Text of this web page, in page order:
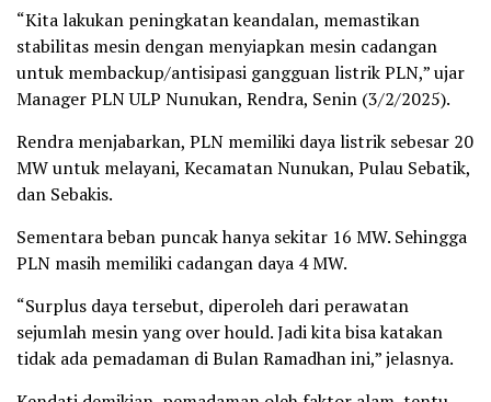
“Kita lakukan peningkatan keandalan, memastikan
stabilitas mesin dengan menyiapkan mesin cadangan
untuk membackup/antisipasi gangguan listrik PLN,” ujar
Manager PLN ULP Nunukan, Rendra, Senin (3/2/2025).
Rendra menjabarkan, PLN memiliki daya listrik sebesar 20
MW untuk melayani, Kecamatan Nunukan, Pulau Sebatik,
dan Sebakis.
Sementara beban puncak hanya sekitar 16 MW. Sehingga
PLN masih memiliki cadangan daya 4 MW.
“Surplus daya tersebut, diperoleh dari perawatan
sejumlah mesin yang over hould. Jadi kita bisa katakan
tidak ada pemadaman di Bulan Ramadhan ini,” jelasnya.